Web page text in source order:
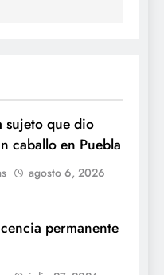
sujeto que dio
caballo en Puebla
agosto 6, 2026
permanente